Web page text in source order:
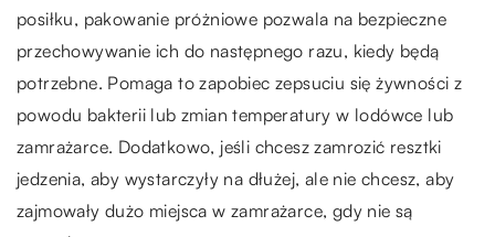
posiłku, pakowanie próżniowe pozwala na bezpieczne
przechowywanie ich do następnego razu, kiedy będą
potrzebne. Pomaga to zapobiec zepsuciu się żywności z
powodu bakterii lub zmian temperatury w lodówce lub
zamrażarce. Dodatkowo, jeśli chcesz zamrozić resztki
jedzenia, aby wystarczyły na dłużej, ale nie chcesz, aby
zajmowały dużo miejsca w zamrażarce, gdy nie są